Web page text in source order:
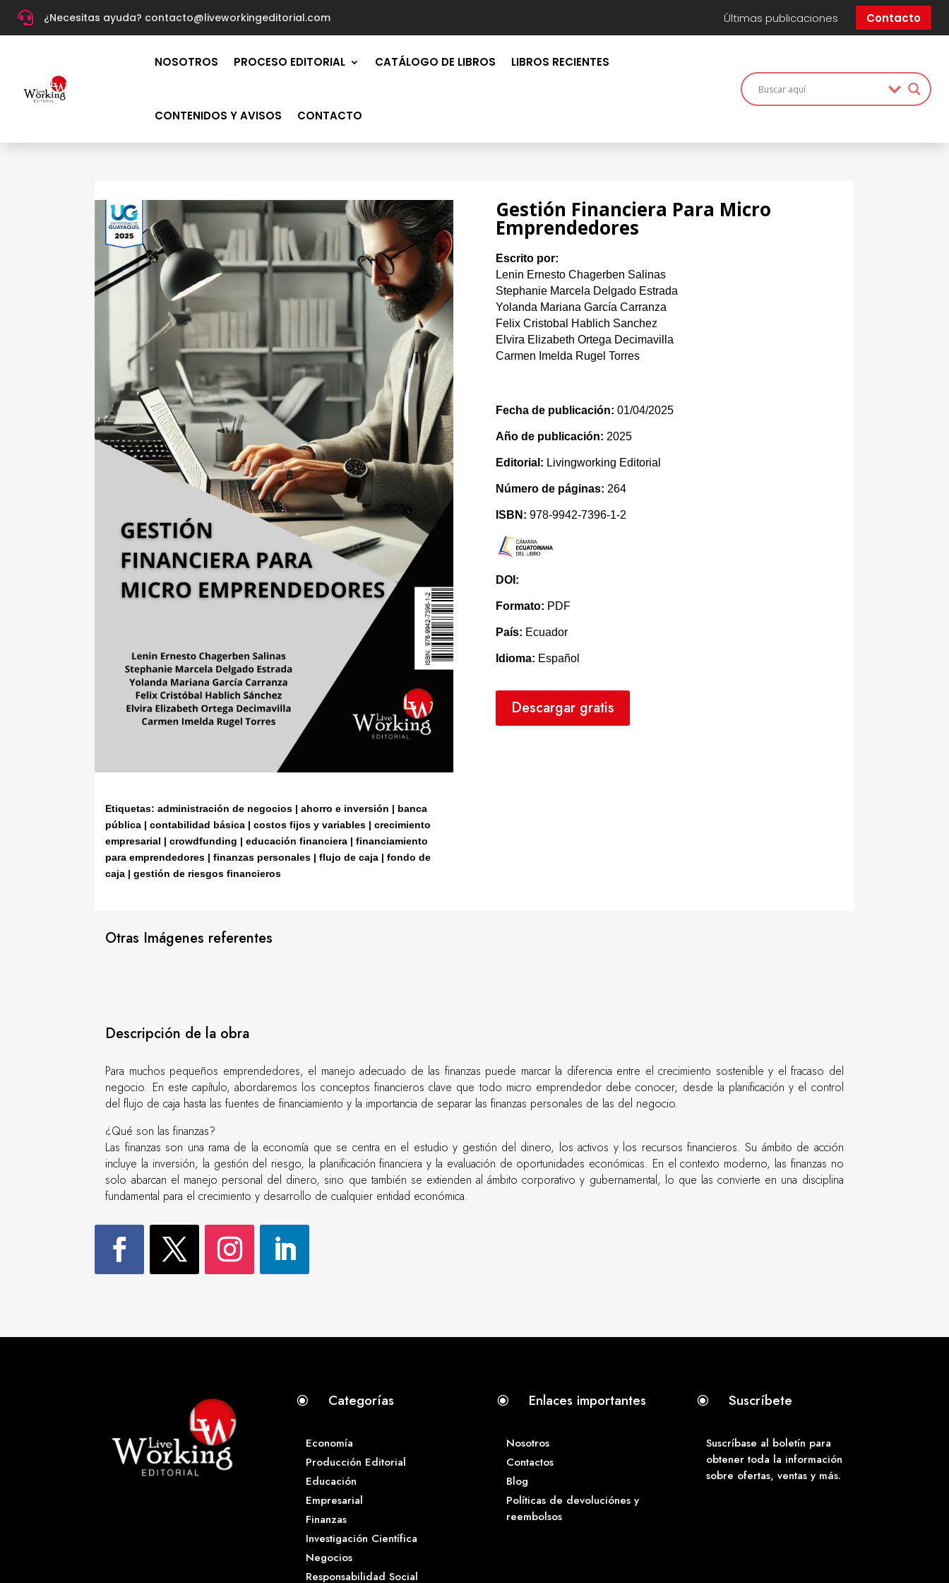
 ¿Necesitas ayuda? contacto@liveworkingeditorial.com Últimas publicaciones Contacto
NOSOTROS PROCESO EDITORIAL CATÁLOGO DE LIBROS LIBROS RECIENTES
CONTENIDOS Y AVISOS CONTACTO
Etiquetas: administración de negocios | ahorro e inversión | banca
pública | contabilidad básica | costos fijos y variables | crecimiento
empresarial | crowdfunding | educación financiera | financiamiento
para emprendedores | finanzas personales | flujo de caja | fondo de
caja | gestión de riesgos financieros
Gestión Financiera Para Micro
Emprendedores
Escrito por:
Lenin Ernesto Chagerben Salinas
Stephanie Marcela Delgado Estrada
Yolanda Mariana García Carranza
Felix Cristobal Hablich Sanchez
Elvira Elizabeth Ortega Decimavilla
Carmen Imelda Rugel Torres
Fecha de publicación: 01/04/2025
Año de publicación: 2025
Editorial: Livingworking Editorial
Número de páginas: 264
ISBN: 978-9942-7396-1-2
DOI:
Formato: PDF
País: Ecuador
Idioma: Español
Descargar gratis
Otras Imágenes referentes
Descripción de la obra
Para muchos pequeños emprendedores, el manejo adecuado de las finanzas puede marcar la diferencia entre el crecimiento sostenible y el fracaso del
negocio. En este capítulo, abordaremos los conceptos financieros clave que todo micro emprendedor debe conocer, desde la planificación y el control
del flujo de caja hasta las fuentes de financiamiento y la importancia de separar las finanzas personales de las del negocio.
¿Qué son las finanzas?
Las finanzas son una rama de la economía que se centra en el estudio y gestión del dinero, los activos y los recursos financieros. Su ámbito de acción
incluye la inversión, la gestión del riesgo, la planificación financiera y la evaluación de oportunidades económicas. En el contexto moderno, las finanzas no
solo abarcan el manejo personal del dinero, sino que también se extienden al ámbito corporativo y gubernamental, lo que las convierte en una disciplina
fundamental para el crecimiento y desarrollo de cualquier entidad económica.
\ Categorías
Economía
Producción Editorial
Educación
Empresarial
Finanzas
Investigación Científica
Negocios
Responsabilidad Social
\ Enlaces importantes
Nosotros
Contactos
Blog
Políticas de devoluciónes y
reembolsos
\ Suscríbete
Suscríbase al boletín para
obtener toda la información
sobre ofertas, ventas y más.